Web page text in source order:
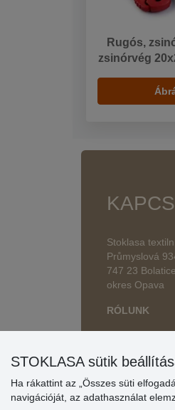
Rugós,
zsinórvég
Stoklasa
Průmyslová
747 23 Bolatice
okres Opava
RÓLUNK
STOKLASA sütik
Ha rákattint az „Összes süti
navigációját, az adathasználat